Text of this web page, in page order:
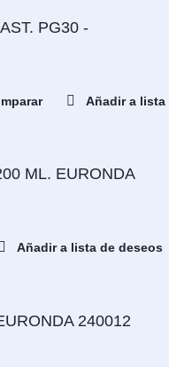
PG30 -
Añadir a lista
ML. EURONDA
Añadir a lista de deseos
240012